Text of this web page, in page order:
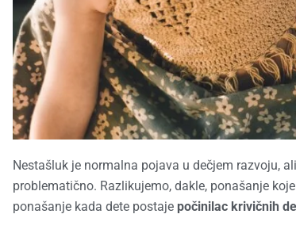
Nestašluk je normalna pojava u dečjem razvoju,
problematično. Razlikujemo, dakle, ponašanje
ponašanje kada dete postaje počinilac krivičnih